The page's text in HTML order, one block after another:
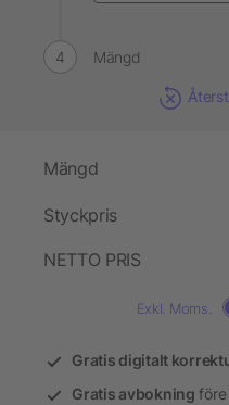
Mängd
Mängd
Styckpris
NETTO PRIS
Exkl. Moms.
Gratis digitalt
Gratis avbokning